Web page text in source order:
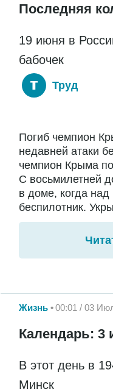
Последняя
19 июня в
бабочек
Труд
Погиб чемпион
недавней атаки
чемпион Крыма
С восьмилетней
в доме, когда
беспилотник.
Жизнь 00:01 / 03
Календарь: 3
В этот день в
Минск